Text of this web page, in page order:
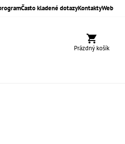
Často kladené dotazyKontaktyWeb
Nákupní
Prázdný košík